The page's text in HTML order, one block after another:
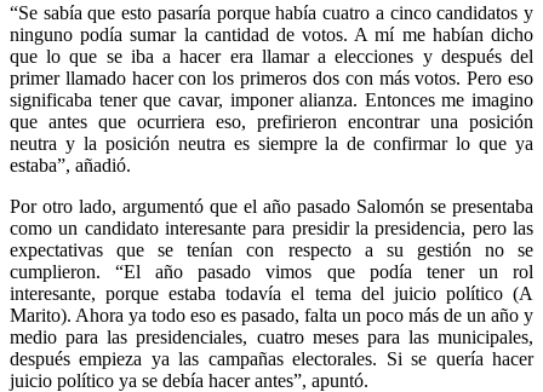
“Se sabía que esto pasaría porque había cuatro a cinco candidatos y
ninguno podía sumar la cantidad de votos. A mí me habían dicho
que lo que se iba a hacer era llamar a elecciones y después del
primer llamado hacer con los primeros dos con más votos. Pero eso
significaba tener que cavar, imponer alianza. Entonces me imagino
que antes que ocurriera eso, prefirieron encontrar una posición
neutra y la posición neutra es siempre la de confirmar lo que ya
estaba”, añadió.
Por otro lado, argumentó que el año pasado Salomón se presentaba
como un candidato interesante para presidir la presidencia, pero las
expectativas que se tenían con respecto a su gestión no se
cumplieron. “El año pasado vimos que podía tener un rol
interesante, porque estaba todavía el tema del juicio político (A
Marito). Ahora ya todo eso es pasado, falta un poco más de un año y
medio para las presidenciales, cuatro meses para las municipales,
después empieza ya las campañas electorales. Si se quería hacer
juicio político ya se debía hacer antes”, apuntó.